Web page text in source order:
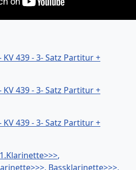
439 - 3- Satz Partitur +
439 - 3- Satz Partitur +
439 - 3- Satz Partitur +
,
, Bassklarinette>>>,